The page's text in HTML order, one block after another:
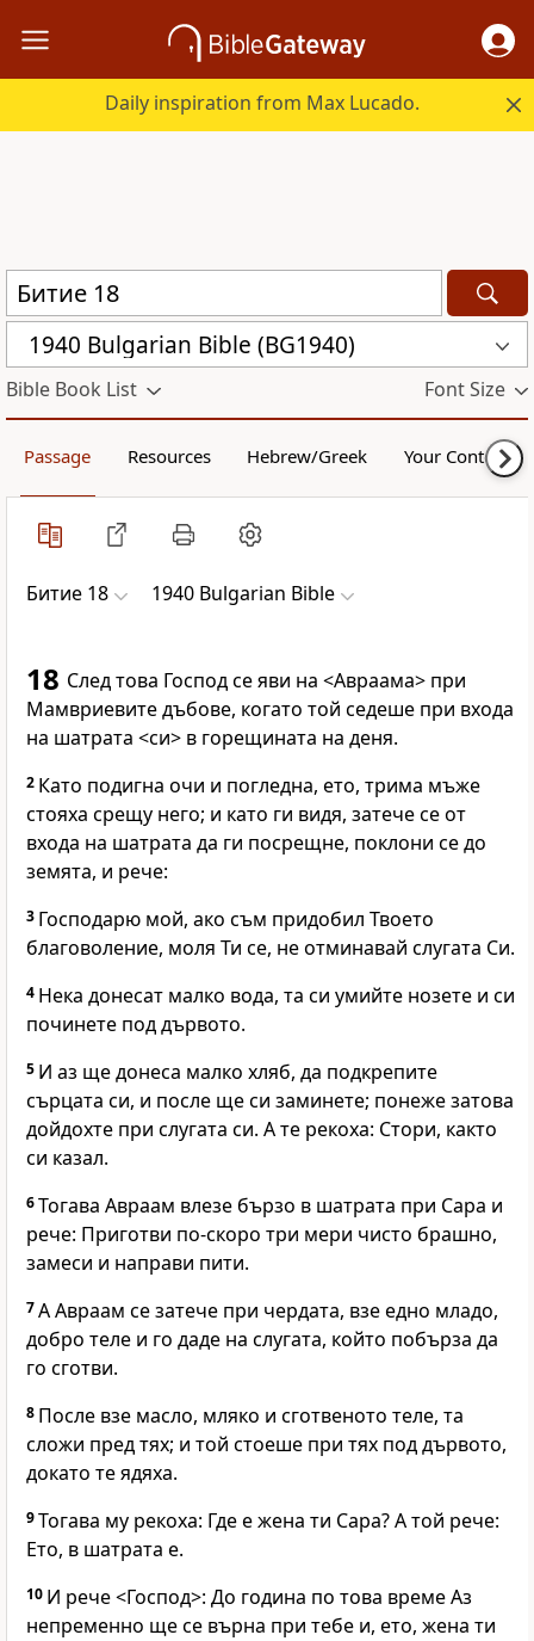
Daily inspiration from Max Lucado.
1940 Bulgarian Bible (BG1940)
Bible Book List Font Size
Passage Resources Hebrew/Greek Your Content
Битие 18 1940 Bulgarian Bible
18 След това Господ се яви на <Авраама> при
Мамвриевите дъбове, когато той седеше при входа
на шатрата <си> в горещината на деня.
2 Като подигна очи и погледна, ето, трима мъже
стояха срещу него; и като ги видя, затече се от
входа на шатрата да ги посрещне, поклони се до
земята, и рече:
3 Господарю мой, ако съм придобил Твоето
благоволение, моля Ти се, не отминавай слугата Си.
4 Нека донесат малко вода, та си умийте нозете и си
починете под дървото.
5 И аз ще донеса малко хляб, да подкрепите
сърцата си, и после ще си заминете; понеже затова
дойдохте при слугата си. А те рекоха: Стори, както
си казал.
6Тогава Авраам влезе бързо в шатрата при Сара и
рече: Приготви по-скоро три мери чисто брашно,
замеси и направи пити.
7А Авраам се затече при чердата, взе едно младо,
добро теле и го даде на слугата, който побърза да
го сготви.
8 После взе масло, мляко и сготвеното теле, та
сложи пред тях; и той стоеше при тях под дървото,
докато те ядяха.
9Тогава му рекоха: Где е жена ти Сара? А той рече:
Ето, в шатрата е.
10 И рече <Господ>: До година по това време Аз
непременно ще се върна при тебе и, ето, жена ти